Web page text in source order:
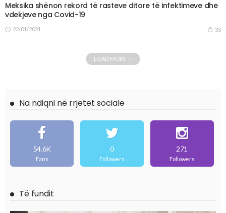
Meksika shënon rekord të rasteve ditore të infektimeve dhe
vdekjeve nga Covid-19
22/01/2021 33
LOAD MORE
Na ndiqni në rrjetet sociale
54.6K
Fans
0
Followers
271
Followers
Të fundit